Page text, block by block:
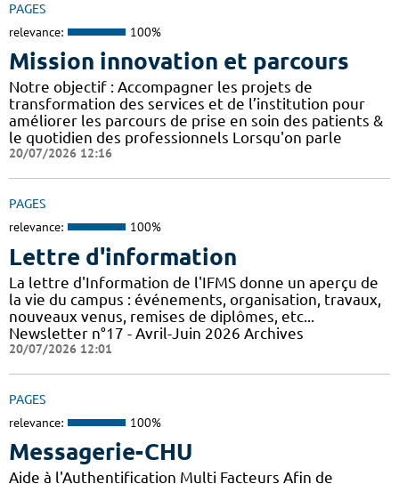
PAGES
relevance: 100%
Mission innovation et parcours
Notre objectif : Accompagner les projets de
transformation des services et de l’institution pour
améliorer les parcours de prise en soin des patients &
le quotidien des professionnels Lorsqu'on parle
20/07/2026 12:16
PAGES
relevance: 100%
Lettre d'information
La lettre d'Information de l'IFMS donne un aperçu de
la vie du campus : événements, organisation, travaux,
nouveaux venus, remises de diplômes, etc...
Newsletter n°17 - Avril-Juin 2026 Archives
20/07/2026 12:01
PAGES
relevance: 100%
Messagerie-CHU
Aide à l'Authentification Multi Facteurs Afin de